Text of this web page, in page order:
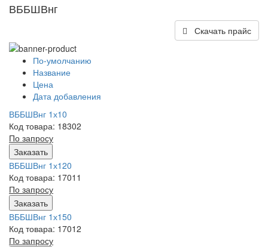
ВББШВнг
Скачать прайс
По-умолчанию
Название
Цена
Дата добавления
ВББШВнг 1х10
Код товара: 18302
По запросу
Заказать
ВББШВнг 1х120
Код товара: 17011
По запросу
Заказать
ВББШВнг 1х150
Код товара: 17012
По запросу